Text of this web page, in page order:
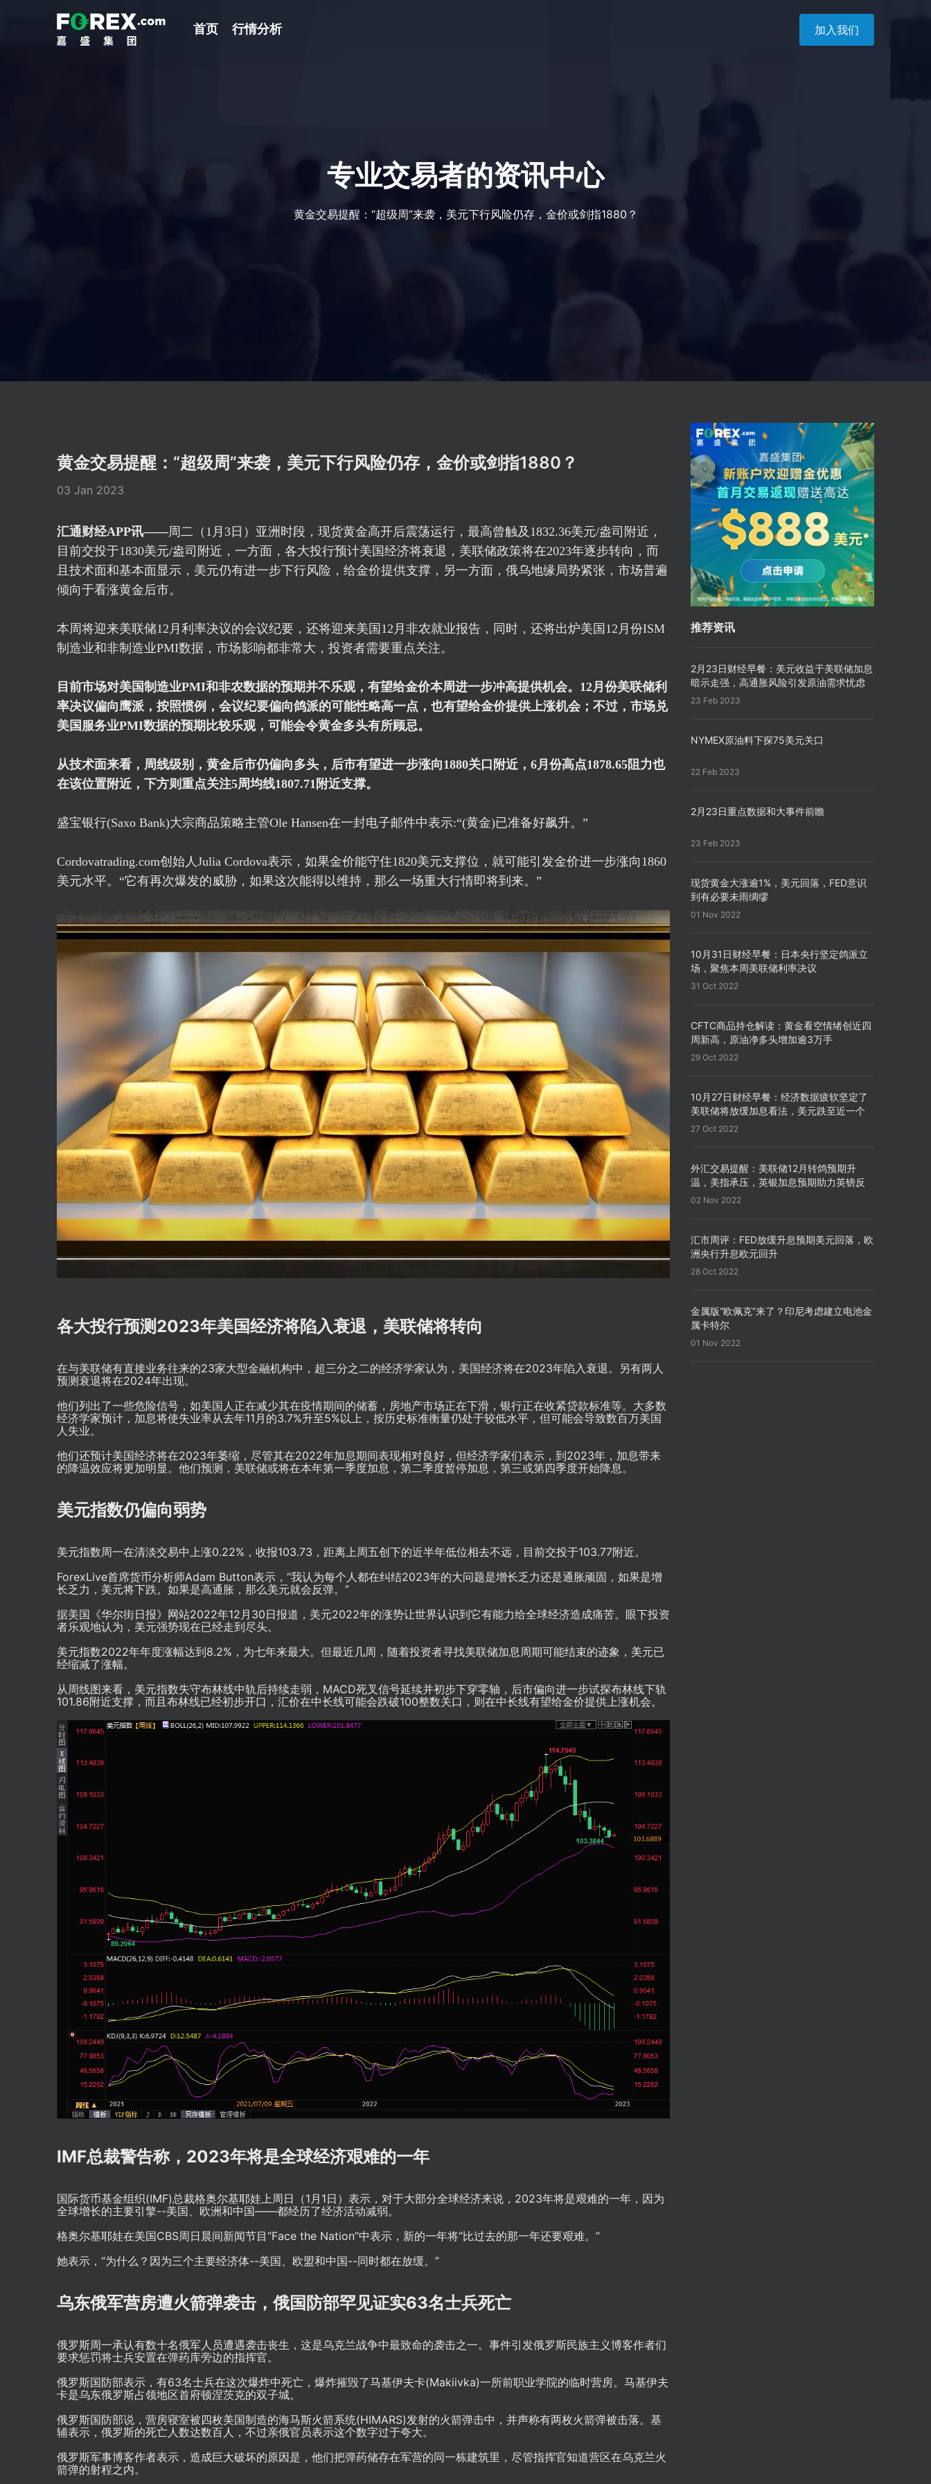
首页 行情分析 加入我们
专业交易者的资讯中心
黄金交易提醒：“超级周”来袭，美元下行风险仍存，金价或剑指1880？
黄金交易提醒：“超级周”来袭，美元下行风险仍存，金价或剑指1880？
03 Jan 2023
汇通财经APP讯——周二（1月3日）亚洲时段， 现货黄金高开后震荡运行，最高曾触及1832.36美元/盎司附近，
目前交投于1830美元/盎司附近，一方面，各大投行预计美国经济将衰退，美联储政策将在2023年逐步转向，而
且技术面和基本面显示，美元仍有进一步下行风险，给金价提供支撑，另一方面，俄乌地缘局势紧张，市场普遍
倾向于看涨黄金后市。
本周将迎来美联储12月利率决议的会议纪要，还将迎来美国12月非农就业报告，同时，还将出炉美国12月份ISM
制造业和非制造业PMI数据，市场影响都非常大，投资者需要重点关注。
目前市场对美国制造业PMI和非农数据的预期并不乐观，有望给金价本周进一步冲高提供机会。12月份美联储利
率决议偏向鹰派，按照惯例，会议纪要偏向鸽派的可能性略高一点，也有望给金价提供上涨机会；不过，市场兑
美国服务业PMI数据的预期比较乐观，可能会令黄金多头有所顾忌。
从技术面来看，周线级别，黄金后市仍偏向多头，后市有望进一步涨向1880关口附近，6月份高点1878.65阻力也
在该位置附近，下方则重点关注5周均线1807.71附近支撑。
盛宝银行(Saxo Bank)大宗商品策略主管Ole Hansen在一封电子邮件中表示:“(黄金)已准备好飙升。”
Cordovatrading.com创始人Julia Cordova表示，如果金价能守住1820美元支撑位，就可能引发金价进一步涨向1860
美元水平。“它有再次爆发的威胁，如果这次能得以维持，那么一场重大行情即将到来。”
各大投行预测2023年美国经济将陷入衰退，美联储将转向
在与美联储有直接业务往来的23家大型金融机构中，超三分之二的经济学家认为，美国经济将在2023年陷入衰退。另有两人
预测衰退将在2024年出现。
他们列出了一些危险信号，如美国人正在减少其在疫情期间的储蓄，房地产市场正在下滑，银行正在收紧贷款标准等。大多数
经济学家预计，加息将使失业率从去年11月的3.7%升至5%以上，按历史标准衡量仍处于较低水平，但可能会导致数百万美国
人失业。
他们还预计美国经济将在2023年萎缩，尽管其在2022年加息期间表现相对良好，但经济学家们表示，到2023年，加息带来
的降温效应将更加明显。他们预测，美联储或将在本年第一季度加息，第二季度暂停加息，第三或第四季度开始降息。
美元指数仍偏向弱势
美元指数周一在清淡交易中上涨0.22%，收报103.73，距离上周五创下的近半年低位相去不远，目前交投于103.77附近。
ForexLive首席货币分析师Adam Button表示，“我认为每个人都在纠结2023年的大问题是增长乏力还是通胀顽固，如果是增
长乏力，美元将下跌。如果是高通胀，那么美元就会反弹。”
据美国《华尔街日报》网站2022年12月30日报道，美元2022年的涨势让世界认识到它有能力给全球经济造成痛苦。眼下投资
者乐观地认为，美元强势现在已经走到尽头。
美元指数2022年年度涨幅达到8.2%，为七年来最大。但最近几周，随着投资者寻找美联储加息周期可能结束的迹象，美元已
经缩减了涨幅。
从周线图来看， 美元指数失守布林线中轨后持续走弱，MACD死叉信号延续并初步下穿零轴，后市偏向进一步试探布林线下轨
101.86附近支撑，而且布林线已经初步开口，汇价在中长线可能会跌破100整数关口，则在中长线有望给金价提供上涨机会。
IMF总裁警告称，2023年将是全球经济艰难的一年
国际货币基金组织(IMF)总裁格奥尔基耶娃上周日（1月1日）表示，对于大部分全球经济来说，2023年将是艰难的一年，因为
全球增长的主要引擎--美国、欧洲和中国——都经历了经济活动减弱。
格奥尔基耶娃在美国CBS周日晨间新闻节目“Face the Nation”中表示，新的一年将“比过去的那一年还要艰难。”
她表示，“为什么？因为三个主要经济体--美国、欧盟和中国--同时都在放缓。”
乌东俄军营房遭火箭弹袭击，俄国防部罕见证实63名士兵死亡
俄罗斯周一承认有数十名俄军人员遭遇袭击丧生，这是乌克兰战争中最致命的袭击之一。事件引发俄罗斯民族主义博客作者们
要求惩罚将士兵安置在弹药库旁边的指挥官。
俄罗斯国防部表示，有63名士兵在这次爆炸中死亡，爆炸摧毁了马基伊夫卡(Makiivka)一所前职业学院的临时营房。马基伊夫
卡是乌东俄罗斯占领地区首府顿涅茨克的双子城。
俄罗斯国防部说，营房寝室被四枚美国制造的海马斯火箭系统(HIMARS)发射的火箭弹击中，并声称有两枚火箭弹被击落。基
辅表示，俄罗斯的死亡人数达数百人，不过亲俄官员表示这个数字过于夸大。
俄罗斯军事博客作者表示，造成巨大破坏的原因是，他们把弹药储存在军营的同一栋建筑里，尽管指挥官知道营区在乌克兰火
箭弹的射程之内。
推荐资讯
2月23日财经早餐：美元收益于美联储加息
暗示走强，高通胀风险引发原油需求忧虑
23 Feb 2023
NYMEX原油料下探75美元关口
22 Feb 2023
2月23日重点数据和大事件前瞻
23 Feb 2023
现货黄金大涨逾1%，美元回落，FED意识
到有必要未雨绸缪
01 Nov 2022
10月31日财经早餐：日本央行坚定鸽派立
场，聚焦本周美联储利率决议
31 Oct 2022
CFTC商品持仓解读：黄金看空情绪创近四
周新高，原油净多头增加逾3万手
29 Oct 2022
10月27日财经早餐：经济数据疲软坚定了
美联储将放缓加息看法，美元跌至近一个
月来新低
27 Oct 2022
外汇交易提醒：美联储12月转鸽预期升
温，美指承压，英银加息预期助力英镑反
弹
02 Nov 2022
汇市周评：FED放缓升息预期美元回落，欧
洲央行升息欧元回升
28 Oct 2022
金属版“欧佩克”来了？印尼考虑建立电池金
属卡特尔
01 Nov 2022